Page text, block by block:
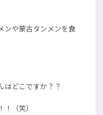
ンや蒙古タンメンを食
はどこですか？？
（笑）